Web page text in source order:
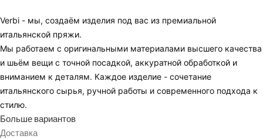
Verbi - мы, создаём изделия под вас из премиальной
итальянской пряжи.
Мы работаем с оригинальными материалами высшего качества
и шьём вещи с точной посадкой, аккуратной обработкой и
вниманием к деталям. Каждое изделие - сочетание
итальянского сырья, ручной работы и современного подхода к
стилю.
Больше вариантов
Доставка